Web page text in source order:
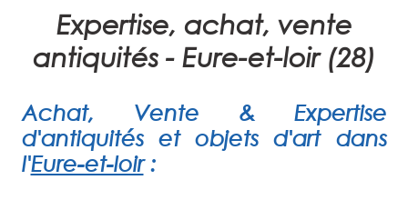
Expertise, achat, vente
antiquités - Eure-et-loir (28)
Achat, Vente & Expertise
d'antiquités et objets d'art dans
l'Eure-et-loir: